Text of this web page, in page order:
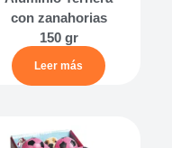
con zanahorias
150 gr
Leer más